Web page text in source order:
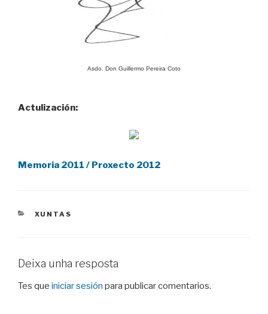
Asdo. Don Guillermo Pereira Coto
Actulización:
Memoria 2011 / Proxecto 2012
CATEGORIES
XUNTAS
Deixa unha resposta
Tes que iniciar sesión para publicar comentarios.